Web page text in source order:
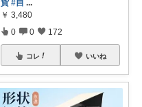
貨 #自 ...
￥ 3,480
0 0 172
コレ いいね